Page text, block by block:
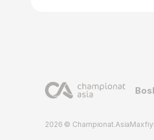
2026 © Championat.Asia